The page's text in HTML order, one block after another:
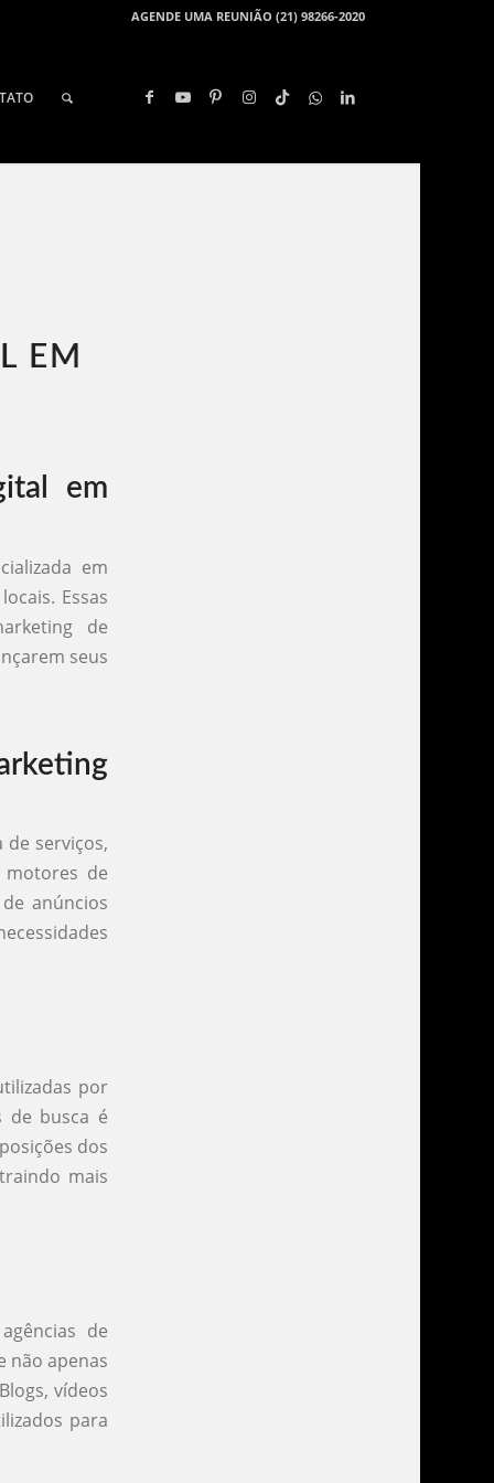
AGENDE UMA REUNIÃO (21) 98266-2020
EM
em
em
Essas
de
seus
serviços,
de
anúncios
por
de busca é
dos
mais
de
não apenas
vídeos
para